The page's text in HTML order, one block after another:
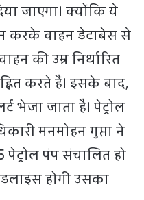
जाएगा। क्योंकि ये
करके वाहन डेटाबेस से
की उम्र निर्धारित
करते हैं। इसके बाद,
भेजा जाता है। पेट्रोल
मनमोहन गुप्ता ने
पंप संचालित हो
होगी उसका